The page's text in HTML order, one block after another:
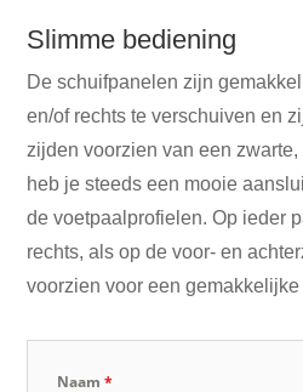
Slimme bediening
De schuifpanelen zijn
en/of rechts te verschuiven en
zijden voorzien van een
heb je steeds een mooie
de voetpaalprofielen. Op ieder
rechts, als op de voor- en
voorzien voor een
Naam*